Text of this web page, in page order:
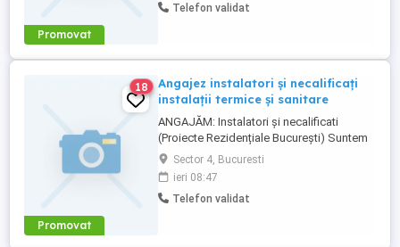
Promovat
Telefon validat
Promovat
18
Angajez instalatori și necalificați
instalații termice și sanitare
ANGAJĂM: Instalatori și necalificati
(Proiecte Rezidențiale București) Suntem
o firmă specializată în instalații termice și
sanitare, cu un volum stabil de muncă în
șantiere rezidențiale noi din București.
Căutăm : 2 Instalatori profesioniști și 2
Sector 4, Bucuresti
ieri 08:47
Telefon validat